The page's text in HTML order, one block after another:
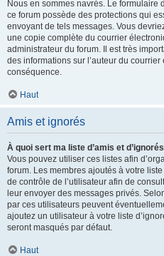
Nous en sommes navrés. Le formulaire
ce forum possède des protections qui
envoyant de tels messages. Vous
une copie complète du courrier
administrateur du forum. Il est très
des informations sur l’auteur du
conséquence.
Haut
Amis et ignorés
À quoi sert ma liste d’amis et
Vous pouvez utiliser ces listes afin
forum. Les membres ajoutés à votre
de contrôle de l’utilisateur afin de
leur envoyer des messages privés.
par ces utilisateurs peuvent
ajoutez un utilisateur à votre liste
seront masqués par défaut.
Haut